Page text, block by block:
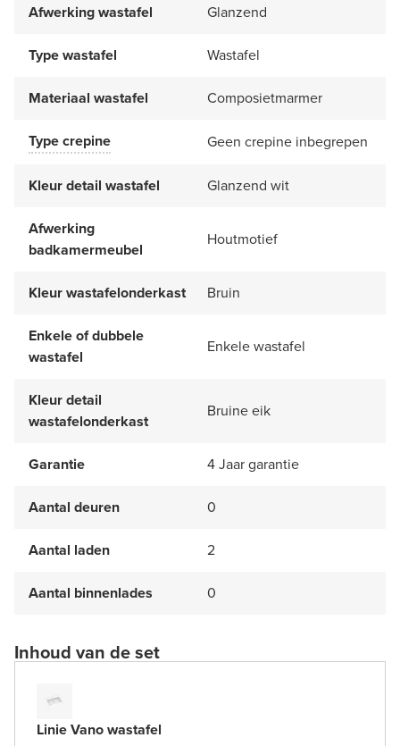
Afwerking wastafel Glanzend
Type wastafel Wastafel
Materiaal wastafel Composietmarmer
Type crepine Geen crepine inbegrepen
Kleur detail wastafel Glanzend wit
Afwerking
badkamermeubel
Houtmotief
Kleur wastafelonderkast Bruin
Enkele of dubbele
wastafel
Enkele wastafel
Kleur detail
wastafelonderkast
Bruine eik
Garantie 4 Jaar garantie
Aantal deuren 0
Aantal laden 2
Aantal binnenlades 0
Inhoud van de set
Linie Vano wastafel